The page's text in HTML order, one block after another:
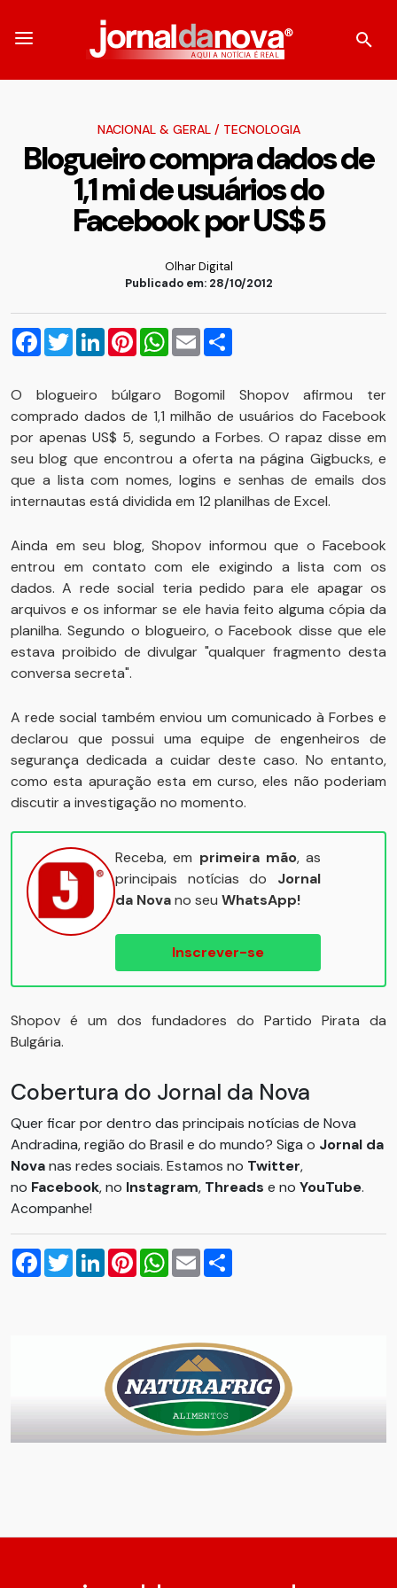
NACIONAL & GERAL/ TECNOLOGIA
Blogueiro compra dados de
1,1 mi de usuários do
Facebook por US$ 5
Olhar Digital
Publicado em: 28/10/2012
Facebook
TwitterLinkedInPinterestWhatsApp
Email
O blogueiro búlgaro Bogomil Shopov afirmou ter
comprado dados de 1,1 milhão de usuários do Facebook
por apenas US$ 5, segundo a Forbes. O rapaz disse em
seu blog que encontrou a oferta na página Gigbucks, e
que a lista com nomes, logins e senhas de emails dos
internautas está dividida em 12 planilhas de Excel.
Ainda em seu blog, Shopov informou que o Facebook
entrou em contato com ele exigindo a lista com os
dados. A rede social teria pedido para ele apagar os
arquivos e os informar se ele havia feito alguma cópia da
planilha. Segundo o blogueiro, o Facebook disse que ele
estava proibido de divulgar "qualquer fragmento desta
conversa secreta".
A rede social também enviou um comunicado à Forbes e
declarou que possui uma equipe de engenheiros de
segurança dedicada a cuidar deste caso. No entanto,
como esta apuração esta em curso, eles não poderiam
discutir a investigação no momento.
Receba, em primeira mão, as
principais notícias do Jornal
da Novano seu WhatsApp!
Inscrever-se
Shopov é um dos fundadores do Partido Pirata da
Bulgária.
Cobertura do Jornal da Nova
Quer ficar por dentro das principais notícias de Nova
Andradina, região do Brasil e do mundo? Siga o Jornal da
Novanas redes sociais. Estamos no Twitter,
no Facebook, no Instagram, Threads e no YouTube.
Acompanhe!
Facebook
TwitterLinkedInPinterestWhatsApp
Email